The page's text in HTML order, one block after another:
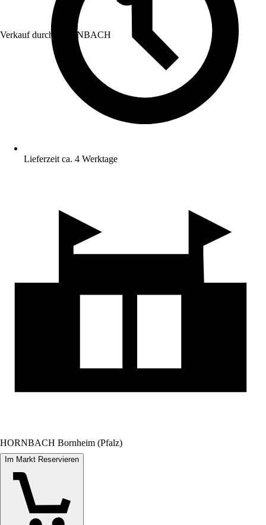
Verkauf durch: HORNBACH
Lieferzeit ca. 4 Werktage
HORNBACH Bornheim (Pfalz)
Im Markt Reservieren